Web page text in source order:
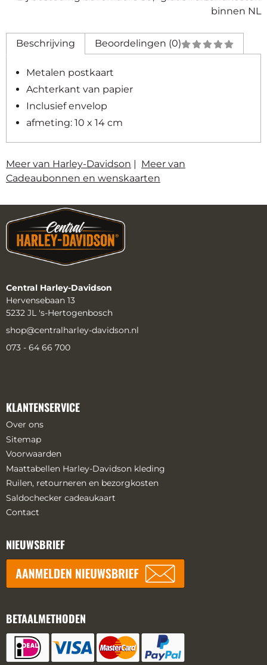
binnen NL
Beschrijving Beoordelingen (0)
Metalen postkaart
Achterkant van papier
Inclusief envelop
afmeting: 10 x 14 cm
Meer van Harley-Davidson | Meer van
Cadeaubonnen en wenskaarten
Central Harley-Davidson
Hervensebaan 13
5232 JL 's-Hertogenbosch
shop@centralharley-davidson.nl
073 - 64 66 700
KLANTENSERVICE
Over ons
Sitemap
Voorwaarden
Maattabellen Harley-Davidson kleding
Ruilen, retourneren en bezorgkosten
Saldochecker cadeaukaart
Contact
NIEUWSBRIEF
BETAALMETHODEN